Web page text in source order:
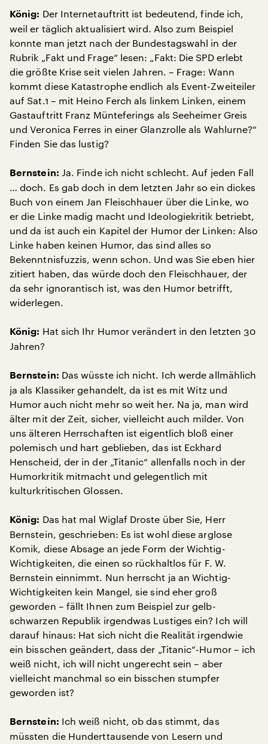
König: Der Internetauftritt ist bedeutend, finde ich,
weil er täglich aktualisiert wird. Also zum Beispiel
konnte man jetzt nach der Bundestagswahl in der
Rubrik „Fakt und Frage“ lesen: „Fakt: Die SPD erlebt
die größte Krise seit vielen Jahren. – Frage: Wann
kommt diese Katastrophe endlich als Event-Zweiteiler
auf Sat.1 – mit Heino Ferch als linkem Linken, einem
Gastauftritt Franz Münteferings als Seeheimer Greis
und Veronica Ferres in einer Glanzrolle als Wahlurne?“
Finden Sie das lustig?
Bernstein: Ja. Finde ich nicht schlecht. Auf jeden Fall
… doch. Es gab doch in dem letzten Jahr so ein dickes
Buch von einem Jan Fleischhauer über die Linke, wo
er die Linke madig macht und Ideologiekritik betriebt,
und da ist auch ein Kapitel der Humor der Linken: Also
Linke haben keinen Humor, das sind alles so
Bekenntnisfuzzis, wenn schon. Und was Sie eben hier
zitiert haben, das würde doch den Fleischhauer, der
da sehr ignorantisch ist, was den Humor betrifft,
widerlegen.
König: Hat sich Ihr Humor verändert in den letzten 30
Jahren?
Bernstein: Das wüsste ich nicht. Ich werde allmählich
ja als Klassiker gehandelt, da ist es mit Witz und
Humor auch nicht mehr so weit her. Na ja, man wird
älter mit der Zeit, sicher, vielleicht auch milder. Von
uns älteren Herrschaften ist eigentlich bloß einer
polemisch und hart geblieben, das ist Eckhard
Henscheid, der in der „Titanic“ allenfalls noch in der
Humorkritik mitmacht und gelegentlich mit
kulturkritischen Glossen.
König: Das hat mal Wiglaf Droste über Sie, Herr
Bernstein, geschrieben: Es ist wohl diese arglose
Komik, diese Absage an jede Form der Wichtig-
Wichtigkeiten, die einen so rückhaltlos für F. W.
Bernstein einnimmt. Nun herrscht ja an Wichtig-
Wichtigkeiten kein Mangel, sie sind eher groß
geworden – fällt Ihnen zum Beispiel zur gelb-
schwarzen Republik irgendwas Lustiges ein? Ich will
darauf hinaus: Hat sich nicht die Realität irgendwie
ein bisschen geändert, dass der „Titanic“-Humor – ich
weiß nicht, ich will nicht ungerecht sein – aber
vielleicht manchmal so ein bisschen stumpfer
geworden ist?
Bernstein: Ich weiß nicht, ob das stimmt, das
müssten die Hunderttausende von Lesern und